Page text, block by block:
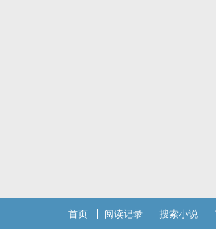
首页 阅读记录 搜索小说